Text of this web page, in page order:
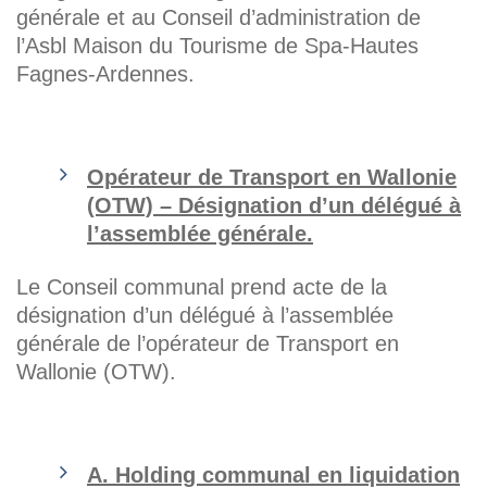
générale et au Conseil d’administration de
l’Asbl Maison du Tourisme de Spa-Hautes
Fagnes-Ardennes.
Opérateur de Transport en Wallonie
(OTW) – Désignation d’un délégué à
l’assemblée générale.
Le Conseil communal prend acte de la
désignation d’un délégué à l’assemblée
générale de l’opérateur de Transport en
Wallonie (OTW).
A. Holding communal en liquidation